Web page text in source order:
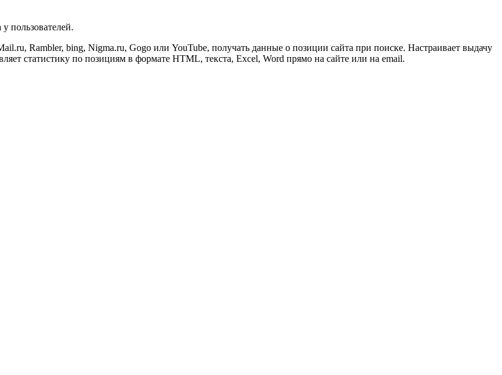
пользователей.
Rambler, bing, Nigma.ru, Gogo или YouTube, получать данные о позиции сайта при поиске. Настраивает выдачу
статистику по позициям в формате HTML, текста, Excel, Word прямо на сайте или на email.